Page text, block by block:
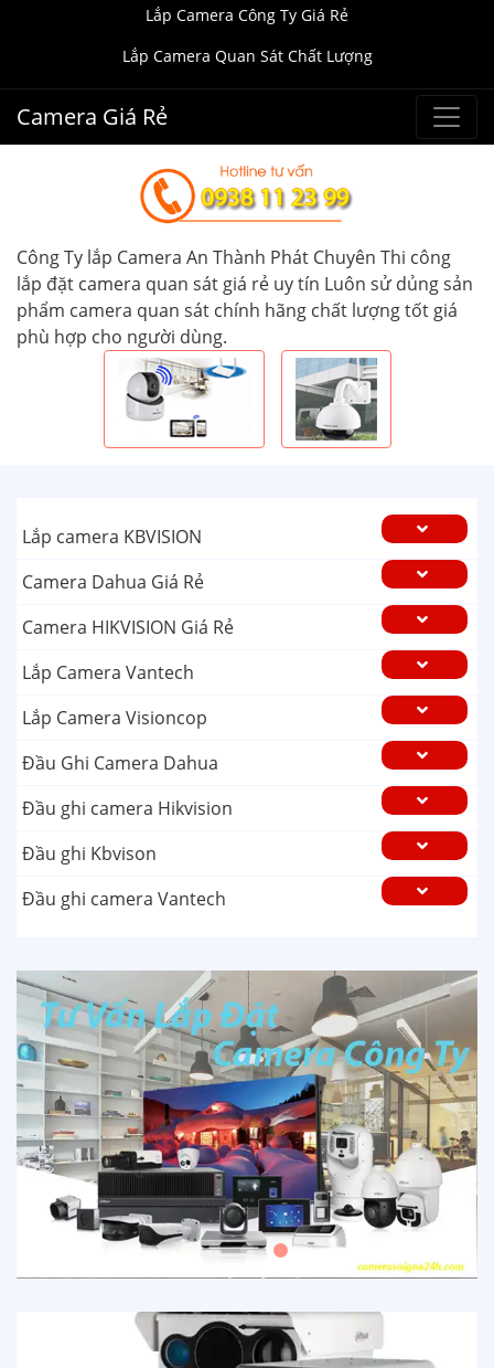
Lắp Camera Công Ty Giá Rẻ
Lắp Camera Quan Sát Chất Lượng
Camera Giá Rẻ
Công Ty lắp Camera An Thành Phát Chuyên Thi công
lắp đặt camera quan sát giá rẻ uy tín Luôn sử dủng sản
phẩm camera quan sát chính hãng chất lượng tốt giá
phù hợp cho người dùng.
Lắp camera KBVISION
Camera Dahua Giá Rẻ
Camera HIKVISION Giá Rẻ
Lắp Camera Vantech
Lắp Camera Visioncop
Đầu Ghi Camera Dahua
Đầu ghi camera Hikvision
Đầu ghi Kbvison
Đầu ghi camera Vantech